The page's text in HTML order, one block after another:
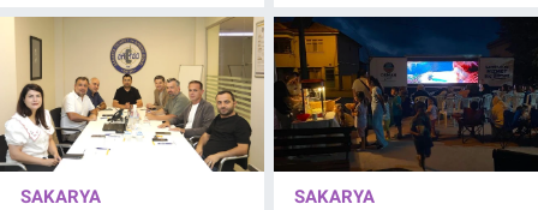
SAKARYA SAKARYA